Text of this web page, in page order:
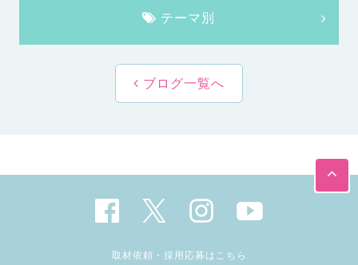
テーマ別
ブログ一覧へ
取材依頼・採用応募はこちら